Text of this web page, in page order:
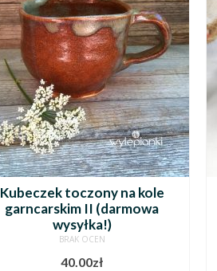
Kubeczek toczony na kole
garncarskim II (darmowa
wysyłka!)
BRAK OCEN
40.00zł